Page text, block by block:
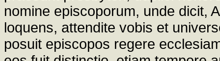
nomine episcoporum, unde dicit,
loquens, attendite vobis et
posuit episcopos regere